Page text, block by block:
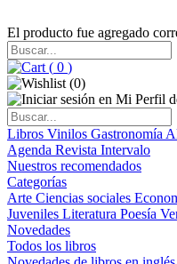
El producto fue agregado
( 0 )
(0)
Libros Vinilos Gastronomía
Agenda Revista Intervalo
Nuestros recomendados
Categorías
Arte Ciencias sociales
Juveniles Literatura Poesía
Novedades
Todos los libros